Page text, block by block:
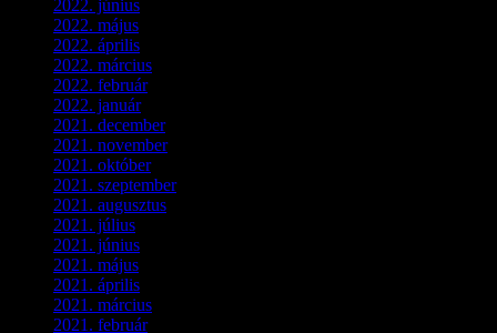
2022. június
2022. május
2022. április
2022. március
2022. február(4)
2022. január(3)
2021. december(2)
2021. november(5)
2021. október(8)
2021. szeptember(4)
2021. augusztus
2021. július
2021. június
2021. május
2021. április
2021. március
2021. február(4)